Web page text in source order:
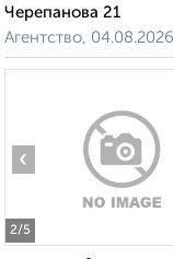
Черепанова 21
Агентство, 04.08.2026
2/5
‹